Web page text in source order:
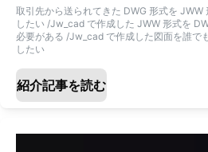
取引先から送られてきた DWG 形式を
したい /Jw_cad で作成した JWW 形式を
必要がある /Jw_cad で作成した図面を誰で
したい
紹介記事を読む